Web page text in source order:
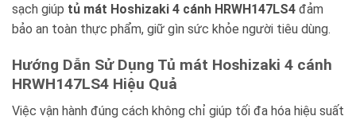
sạch giúp tủ mát Hoshizaki 4 cánh HRWH147LS4 đảm
bảo an toàn thực phẩm, giữ gìn sức khỏe người tiêu dùng.
Hướng Dẫn Sử Dụng Tủ mát Hoshizaki 4 cánh
HRWH147LS4 Hiệu Quả
Việc vận hành đúng cách không chỉ giúp tối đa hóa hiệu suất